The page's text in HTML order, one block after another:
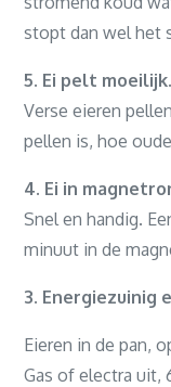
stopt dan wel het
5. Ei pelt
Verse eieren
pellen is, hoe
4. Ei in
Snel en handig.
minuut in de
3. Energiezuinig
Eieren in de pan,
Gas of electra uit,